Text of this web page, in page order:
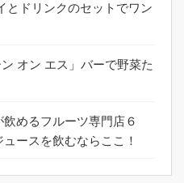
とドリンクのセットでワン
オン エス」バーで野菜た
めるフルーツ専門店６
ースを飲むならここ！